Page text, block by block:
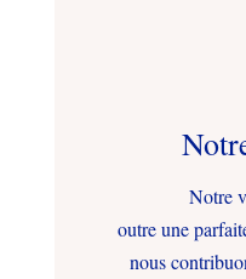
Notre
outre une
nous